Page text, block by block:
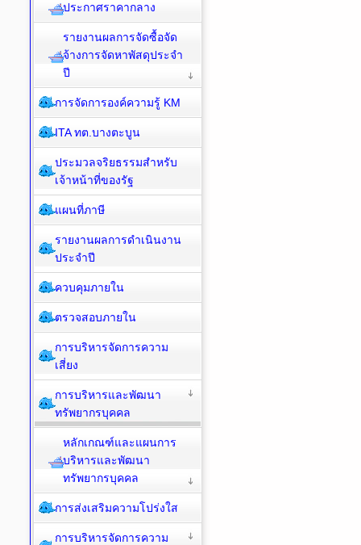
ประกาศราคากลาง
รายงานผลการจัดซื้อจัด
จ้างการจัดหาพัสดุประจำ
ปี
การจัดการองค์ความรู้ KM
ITA ทต.บางตะบูน
ประมวลจริยธรรมสำหรับ
เจ้าหน้าที่ของรัฐ
แผนที่ภาษี
รายงานผลการดำเนินงาน
ประจำปี
ควบคุมภายใน
ตรวจสอบภายใน
การบริหารจัดการความ
เสี่ยง
การบริหารและพัฒนา
ทรัพยากรบุคคล
หลักเกณฑ์และแผนการ
บริหารและพัฒนา
ทรัพยากรบุคคล
การส่งเสริมความโปร่งใส
การบริหารจัดการความ